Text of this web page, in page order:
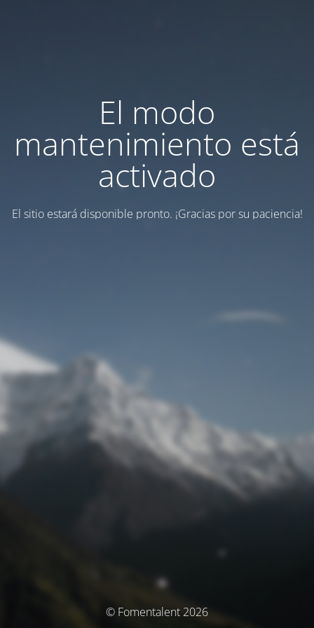
El modo
mantenimiento está
activado
El sitio estará disponible pronto. ¡Gracias por su paciencia!
© Fomentalent 2026